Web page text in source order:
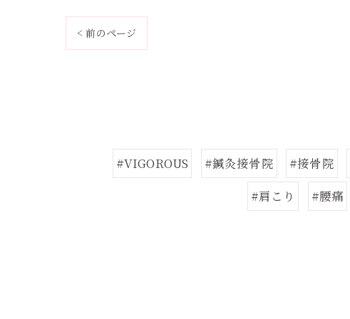
< 前のページ
#VIGOROUS #鍼灸接骨院 #接骨院
#肩こり
#腰痛